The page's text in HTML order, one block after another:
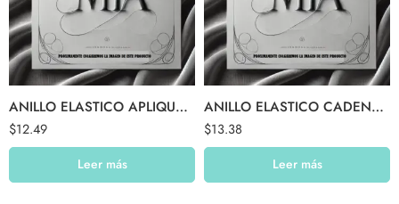
ANILLO ELASTICO APLIQUE CIRCULO BRILLOS
$12.49
Leer más
ANILLO ELASTICO CADENA AP NEGRO RECTANG
$13.38
Leer más